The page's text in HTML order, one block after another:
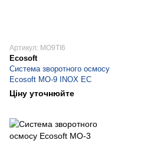
Артикул: MO9TI6
Ecosoft
Система зворотного осмосу
Ecosoft МО-9 INOX EC
Ціну уточнюйте